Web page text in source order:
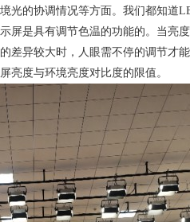
光的协调情况等方面。我们都知道
屏是具有调节色温的功能的。当亮
差异较大时，人眼需不停的调节才
亮度与环境亮度对比度的限值。